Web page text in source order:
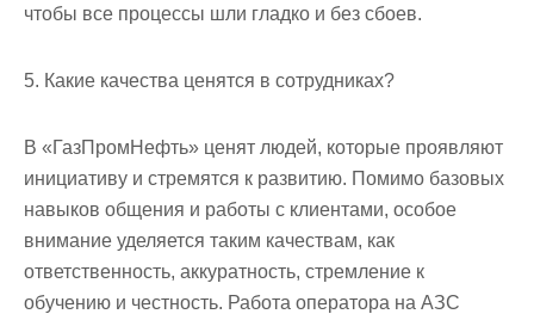
чтобы все процессы шли гладко и без сбоев.
5. Какие качества ценятся в сотрудниках?
В «ГазПромНефть» ценят людей, которые проявляют
инициативу и стремятся к развитию. Помимо базовых
навыков общения и работы с клиентами, особое
внимание уделяется таким качествам, как
ответственность, аккуратность, стремление к
обучению и честность. Работа оператора на АЗС